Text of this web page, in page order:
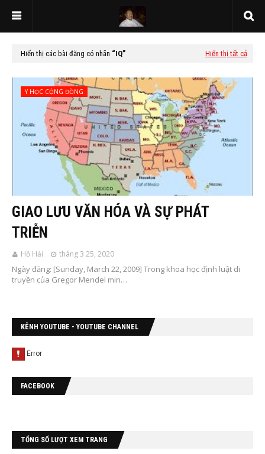
Hiển thị các bài đăng có nhãn IQ Hiển thị tất cả
Y HỌC CỘNG ĐỒNG
GIAO LƯU VĂN HÓA VÀ SỰ PHÁT
TRIỄN
Hồ Hải tháng 3 25, 2020
Ngày đăng: [Sunday, March 22, 2009] Trong khoa học định luật di
truyền của Gregor Mendel min…
KÊNH YOUTUBE - YOUTUBE CHANNEL
FACEBOOK
TỔNG SỐ LƯỢT XEM TRANG